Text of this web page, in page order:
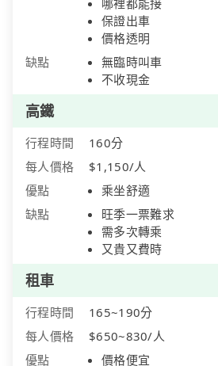
哪裡都能接
保證出車
價格透明
缺點
無臨時叫車
不收現金
高鐵
行程時間
160分
每人價格
$1,150/人
優點
乘坐舒適
缺點
旺季一票難求
需多次轉乘
又貴又費時
租車
行程時間
165~190分
每人價格
$650~830/人
優點
價格便宜